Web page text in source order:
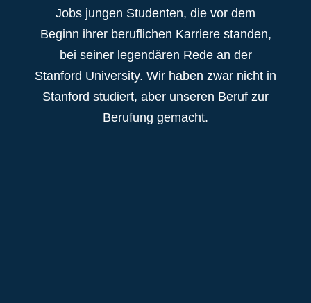
Jobs jungen Studenten, die vor dem
Beginn ihrer beruflichen Karriere standen,
bei seiner legendären Rede an der
Stanford University. Wir haben zwar nicht in
Stanford studiert, aber unseren Beruf zur
Berufung gemacht.